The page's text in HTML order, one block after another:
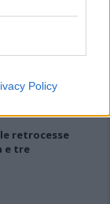
Policy
23 agosto e
della TORRES
retrocesse
e tre